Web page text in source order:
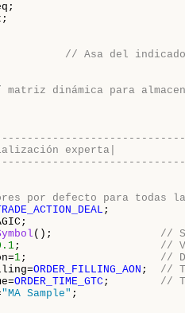
// Asa del indicador
dinámica para
experta|
por defecto para todas
;
(); //
; //
1; //
ORDER_FILLING_AON ; //
ORDER_TIME_GTC ; //
"MA Sample" ;